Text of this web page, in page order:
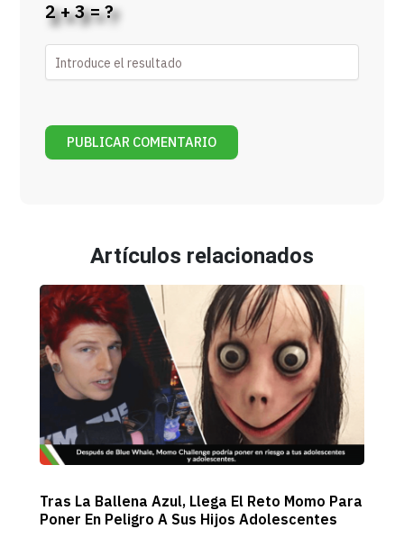
2 + 3 = ?
Artículos relacionados
Tras La Ballena Azul, Llega El Reto Momo Para
Poner En Peligro A Sus Hijos Adolescentes